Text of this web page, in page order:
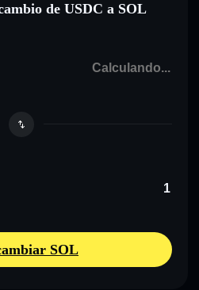
de USDC a SOL
SOL